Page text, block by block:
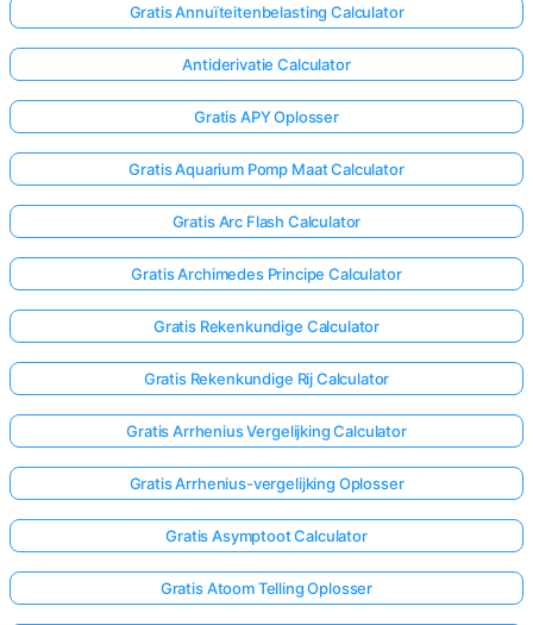
Gratis Annuïteitenbelasting Calculator
Antiderivatie Calculator
Gratis APY Oplosser
Gratis Aquarium Pomp Maat Calculator
Gratis Arc Flash Calculator
Gratis Archimedes Principe Calculator
Gratis Rekenkundige Calculator
Gratis Rekenkundige Rij Calculator
Gratis Arrhenius Vergelijking Calculator
Gratis Arrhenius-vergelijking Oplosser
Gratis Asymptoot Calculator
Gratis Atoom Telling Oplosser